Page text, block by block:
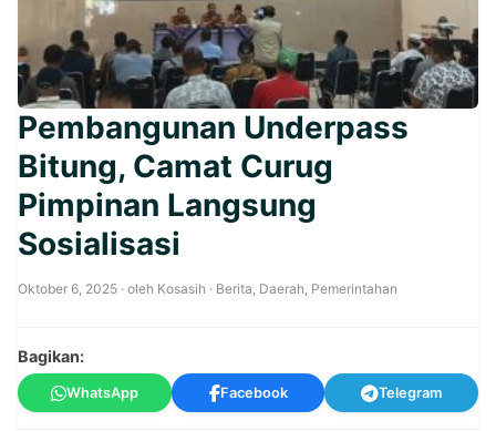
Pembangunan Underpass
Bitung, Camat Curug
Pimpinan Langsung
Sosialisasi
Oktober 6, 2025 · oleh Kosasih · Berita, Daerah, Pemerintahan
Bagikan:
WhatsApp Facebook Telegram